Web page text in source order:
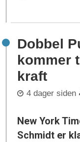
Dobbel
kommer
kraft
4 dager siden
New York
Schmidt er